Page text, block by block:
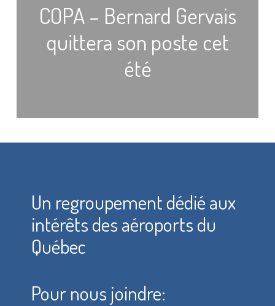
COPA – Bernard Gervais
quittera son poste cet
été
Un regroupement dédié aux
intérêts des aéroports du
Québec
Pour nous joindre: